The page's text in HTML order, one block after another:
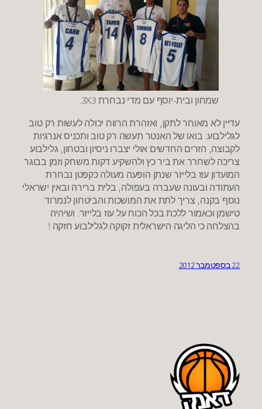
שמחון ובית-יוסף עם מדי נבחרת 3X3.
עדיין לא מאוחר לתקן, ואזהרת הרווח יכולה לעשות רק טוב
לגלילבוע. בואו של האנטר תעשה רק טוב ותכניס אנרגיות
לקבוצה, הזרים החדשים אולי יצברו ניסיון ובטחון, גלילבוע
צריכה לשחרר את ביר כץ ולהשקיע דקות משחק וזמן בבוגר
המועדון עוז בלייזר שנתן הופעה מעולה כקפטן נבחרת
העתודה ובעונה שעברה בעפולה, בלית ברירה ובאין ישראלי
נוסף בקנה, צריך לתת את המושכות והביטחון לנמרוד
טישמן וכאמור ללכת בכל הכוח על עוז בלייזר. ושיהיה
בהצלחה כי הליגה הישראלית זקוקה לגלילבוע חזקה !
22 בספטמבר 2012